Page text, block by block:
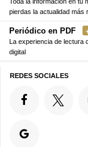
Toda la información en tu
pierdas la actualidad más
Periódico en PDF
La experiencia de lectura
digital
REDES SOCIALES